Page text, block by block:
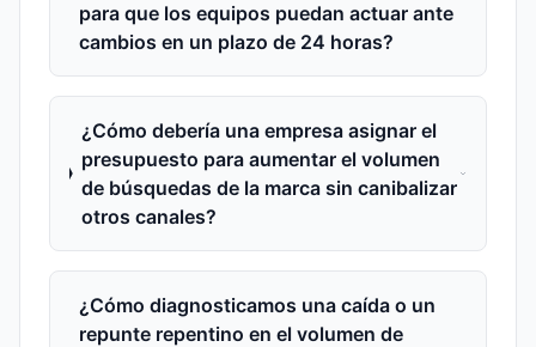
para que los equipos puedan actuar ante
cambios en un plazo de 24 horas?
¿Cómo debería una empresa asignar el
presupuesto para aumentar el volumen
de búsquedas de la marca sin canibalizar
otros canales?
¿Cómo diagnosticamos una caída o un
repunte repentino en el volumen de